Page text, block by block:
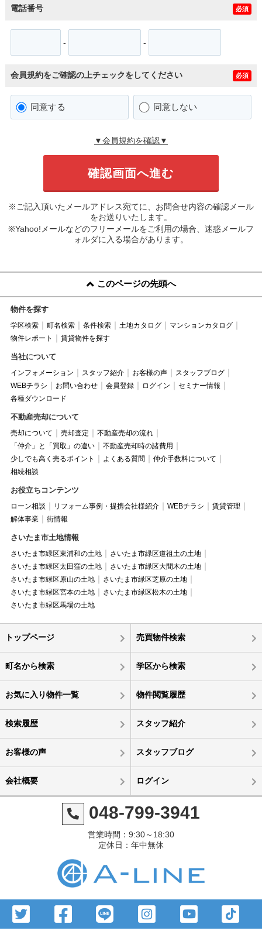
電話番号 必須
- -
会員規約をご確認の上チェックをしてください 必須
同意する 同意しない
▼会員規約を確認▼
※ご記入頂いたメールアドレス宛てに、お問合せ内容の確認メール
をお送りいたします。
※Yahoo!メールなどのフリーメールをご利用の場合、迷惑メールフ
ォルダに入る場合があります。
このページの先頭へ
物件を探す
学区検索 町名検索 条件検索 土地カタログ
マンションカタログ
物件レポート
賃貸物件を探す
当社について
インフォメーション スタッフ紹介 お客様の声
スタッフブログ
WEBチラシ
お問い合わせ 会員登録 ログイン
セミナー情報
各種ダウンロード
不動産売却について
売却について 売却査定
不動産売却の流れ
「仲介」と「買取」の違い
不動産売却時の諸費用
少しでも高く売るポイント
よくある質問
仲介手数料について
相続相談
お役立ちコンテンツ
ローン相談 リフォーム事例・提携会社様紹介 WEBチラシ
賃貸管理
解体事業
街情報
さいたま市土地情報
さいたま市緑区東浦和の土地
さいたま市緑区道祖土の土地
さいたま市緑区太田窪の土地
さいたま市緑区大間木の土地
さいたま市緑区原山の土地
さいたま市緑区芝原の土地
さいたま市緑区宮本の土地
さいたま市緑区松木の土地
さいたま市緑区馬場の土地
トップページ 売買物件検索
町名から検索 学区から検索
お気に入り物件一覧 物件閲覧履歴
検索履歴 スタッフ紹介
お客様の声 スタッフブログ
会社概要 ログイン
048-799-3941
営業時間：9:30～18:30
定休日：年中無休